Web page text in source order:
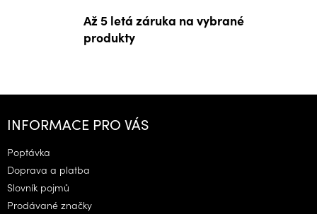
Až 5 letá záruka na vybrané
produkty
Z
INFORMACE PRO VÁS
Poptávka
Doprava a platba
Slovník pojmů
Prodávané značky